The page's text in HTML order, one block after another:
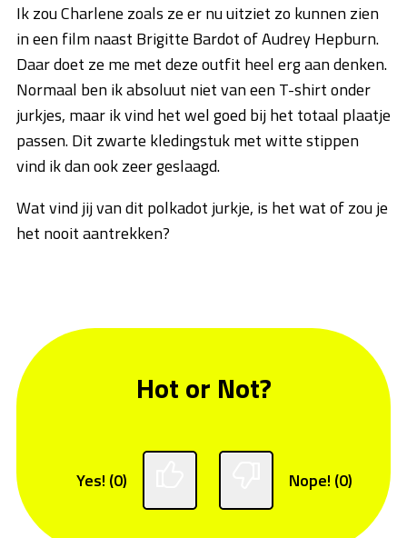
Ik zou Charlene zoals ze er nu uitziet zo kunnen zien
in een film naast Brigitte Bardot of Audrey Hepburn.
Daar doet ze me met deze outfit heel erg aan denken.
Normaal ben ik absoluut niet van een T-shirt onder
jurkjes, maar ik vind het wel goed bij het totaal plaatje
passen. Dit zwarte kledingstuk met witte stippen
vind ik dan ook zeer geslaagd.
Wat vind jij van dit polkadot jurkje, is het wat of zou je
het nooit aantrekken?
Hot or Not?
Yes! (0) Nope! (0)